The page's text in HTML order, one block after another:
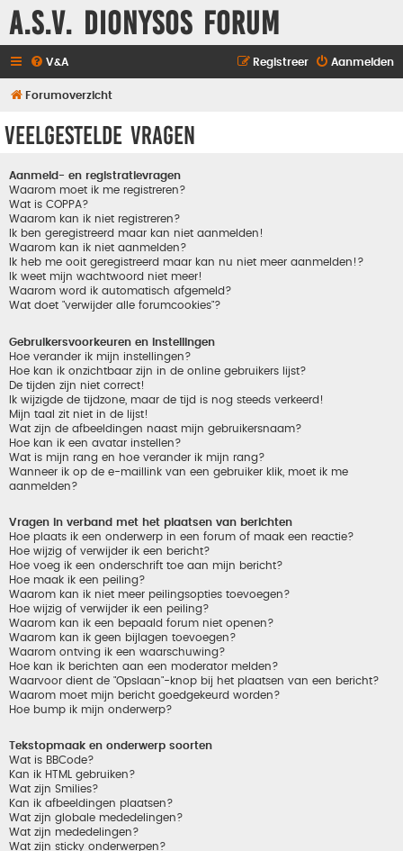
A.S.V. Dionysos Forum
V&A Aanmelden
Registreer
Forumoverzicht
Veelgestelde vragen
Aanmeld- en registratievragen
Waarom moet ik me registreren?
Wat is COPPA?
Waarom kan ik niet registreren?
Ik ben geregistreerd maar kan niet aanmelden!
Waarom kan ik niet aanmelden?
Ik heb me ooit geregistreerd maar kan nu niet meer aanmelden!?
Ik weet mijn wachtwoord niet meer!
Waarom word ik automatisch afgemeld?
Wat doet "verwijder alle forumcookies"?
Gebruikersvoorkeuren en instellingen
Hoe verander ik mijn instellingen?
Hoe kan ik onzichtbaar zijn in de online gebruikers lijst?
De tijden zijn niet correct!
Ik wijzigde de tijdzone, maar de tijd is nog steeds verkeerd!
Mijn taal zit niet in de lijst!
Wat zijn de afbeeldingen naast mijn gebruikersnaam?
Hoe kan ik een avatar instellen?
Wat is mijn rang en hoe verander ik mijn rang?
Wanneer ik op de e-maillink van een gebruiker klik, moet ik me
aanmelden?
Vragen in verband met het plaatsen van berichten
Hoe plaats ik een onderwerp in een forum of maak een reactie?
Hoe wijzig of verwijder ik een bericht?
Hoe voeg ik een onderschrift toe aan mijn bericht?
Hoe maak ik een peiling?
Waarom kan ik niet meer peilingsopties toevoegen?
Hoe wijzig of verwijder ik een peiling?
Waarom kan ik een bepaald forum niet openen?
Waarom kan ik geen bijlagen toevoegen?
Waarom ontving ik een waarschuwing?
Hoe kan ik berichten aan een moderator melden?
Waarvoor dient de "Opslaan"-knop bij het plaatsen van een bericht?
Waarom moet mijn bericht goedgekeurd worden?
Hoe bump ik mijn onderwerp?
Tekstopmaak en onderwerp soorten
Wat is BBCode?
Kan ik HTML gebruiken?
Wat zijn Smilies?
Kan ik afbeeldingen plaatsen?
Wat zijn globale mededelingen?
Wat zijn mededelingen?
Wat zijn sticky onderwerpen?